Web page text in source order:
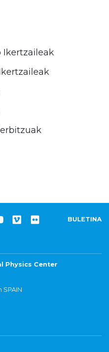
Ikertzaileak
BULETINA
Physics Center
SPAIN